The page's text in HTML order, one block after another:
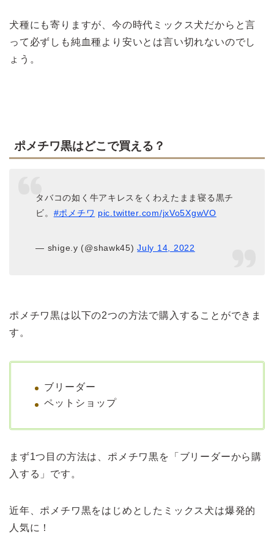
犬種にも寄りますが、今の時代ミックス犬だからと言
って必ずしも純血種より安いとは言い切れないのでし
ょう。
ポメチワ黒はどこで買える？
タバコの如く牛アキレスをくわえたまま寝る黒チ
ビ。 #ポメチワ pic.twitter.com/jxVo5XgwVO
— shige.y (@shawk45)July 14, 2022
ポメチワ黒は以下の2つの方法で購入することができま
す。
ブリーダー
ペットショップ
まず1つ目の方法は、ポメチワ黒を「ブリーダーから購
入する」です。
近年、ポメチワ黒をはじめとしたミックス犬は爆発的
人気に！